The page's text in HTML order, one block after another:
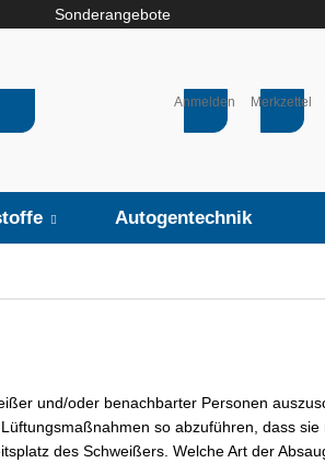
Sonderangebote
Anmelden Merkzettel
Autogentechnik
und/oder benachbarter Personen
so abzuführen, dass sie
des Schweißers. Welche Art der